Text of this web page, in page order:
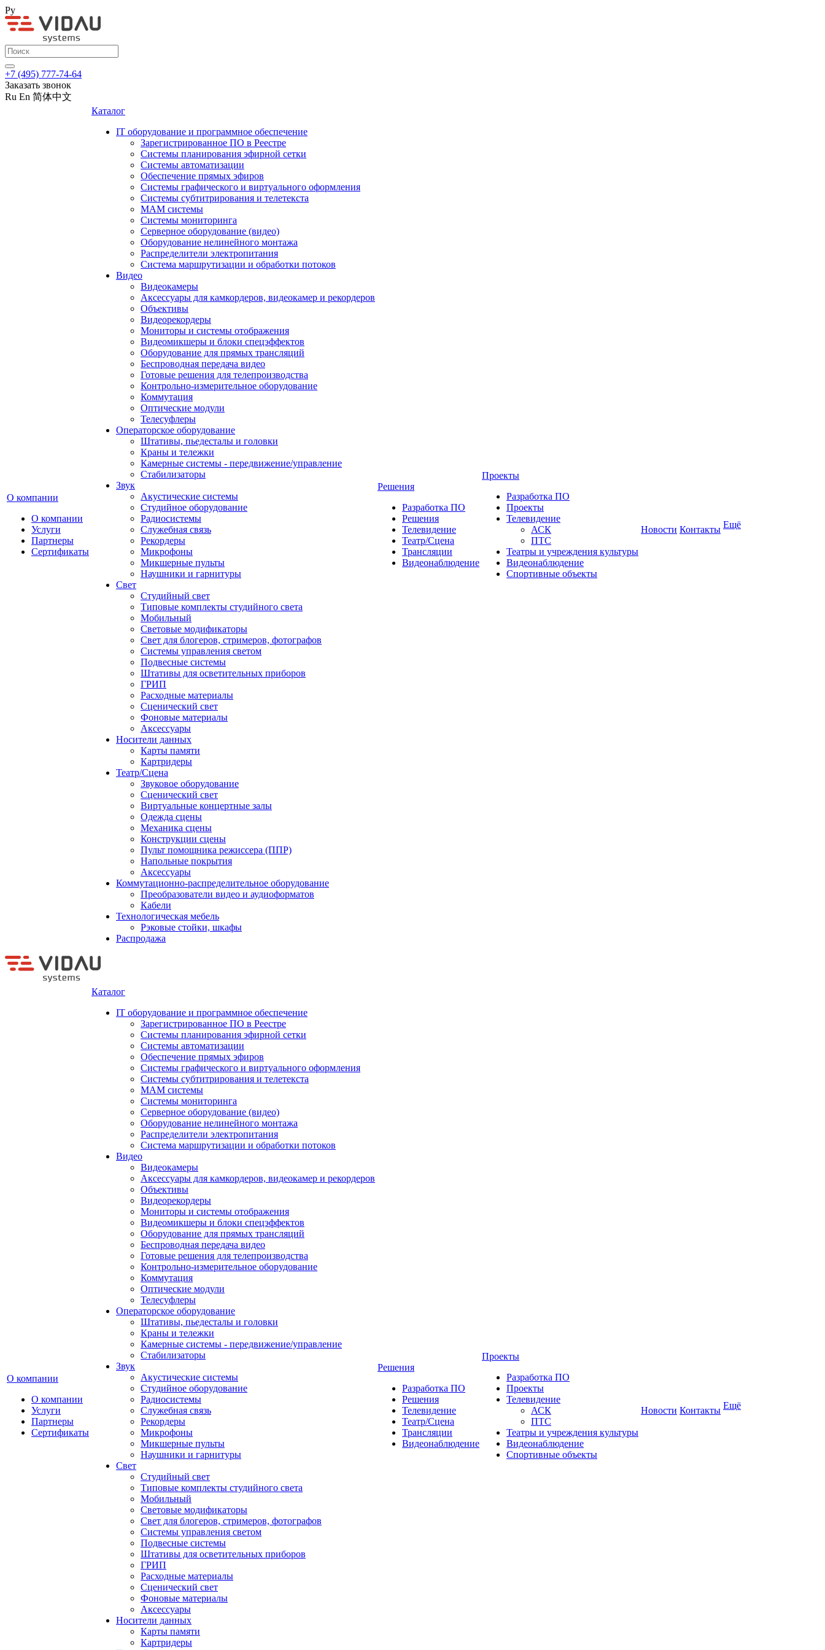
Ру
+7 (495) 777-74-64
Заказать звонок
Ru En 简体中文
О компании
О компании
Услуги
Партнеры
Сертификаты
Каталог
IT оборудование и программное обеспечение
Зарегистрированное ПО в Реестре
Системы планирования эфирной сетки
Системы автоматизации
Обеспечение прямых эфиров
Системы графического и виртуального оформления
Системы субтитрирования и телетекста
MAM системы
Системы мониторинга
Серверное оборудование (видео)
Оборудование нелинейного монтажа
Распределители электропитания
Система маршрутизации и обработки потоков
Видео
Видеокамеры
Аксессуары для камкордеров, видеокамер и рекордеров
Объективы
Видеорекордеры
Мониторы и системы отображения
Видеомикшеры и блоки спецэффектов
Оборудование для прямых трансляций
Беспроводная передача видео
Готовые решения для телепроизводства
Контрольно-измерительное оборудование
Коммутация
Оптические модули
Телесуфлеры
Операторское оборудование
Штативы, пьедесталы и головки
Краны и тележки
Камерные системы - передвижение/управление
Стабилизаторы
Звук
Акустические системы
Студийное оборудование
Радиосистемы
Служебная связь
Рекордеры
Микрофоны
Микшерные пульты
Наушники и гарнитуры
Свет
Студийный свет
Типовые комплекты студийного света
Мобильный
Световые модификаторы
Свет для блогеров, стримеров, фотографов
Системы управления светом
Подвесные системы
Штативы для осветительных приборов
ГРИП
Расходные материалы
Сценический свет
Фоновые материалы
Аксессуары
Носители данных
Карты памяти
Картридеры
Театр/Сцена
Звуковое оборудование
Сценический свет
Виртуальные концертные залы
Одежда сцены
Механика сцены
Конструкции сцены
Пульт помощника режиссера (ППР)
Напольные покрытия
Аксессуары
Коммутационно-распределительное оборудование
Преобразователи видео и аудиоформатов
Кабели
Технологическая мебель
Рэковые стойки, шкафы
Распродажа
Решения
Разработка ПО
Решения
Телевидение
Театр/Сцена
Трансляции
Видеонаблюдение
Проекты
Разработка ПО
Проекты
Телевидение
АСК
ПТС
Театры и учреждения культуры
Видеонаблюдение
Спортивные объекты
Новости Контакты Ещё
О компании
О компании
Услуги
Партнеры
Сертификаты
Каталог
IT оборудование и программное обеспечение
Зарегистрированное ПО в Реестре
Системы планирования эфирной сетки
Системы автоматизации
Обеспечение прямых эфиров
Системы графического и виртуального оформления
Системы субтитрирования и телетекста
MAM системы
Системы мониторинга
Серверное оборудование (видео)
Оборудование нелинейного монтажа
Распределители электропитания
Система маршрутизации и обработки потоков
Видео
Видеокамеры
Аксессуары для камкордеров, видеокамер и рекордеров
Объективы
Видеорекордеры
Мониторы и системы отображения
Видеомикшеры и блоки спецэффектов
Оборудование для прямых трансляций
Беспроводная передача видео
Готовые решения для телепроизводства
Контрольно-измерительное оборудование
Коммутация
Оптические модули
Телесуфлеры
Операторское оборудование
Штативы, пьедесталы и головки
Краны и тележки
Камерные системы - передвижение/управление
Стабилизаторы
Звук
Акустические системы
Студийное оборудование
Радиосистемы
Служебная связь
Рекордеры
Микрофоны
Микшерные пульты
Наушники и гарнитуры
Свет
Студийный свет
Типовые комплекты студийного света
Мобильный
Световые модификаторы
Свет для блогеров, стримеров, фотографов
Системы управления светом
Подвесные системы
Штативы для осветительных приборов
ГРИП
Расходные материалы
Сценический свет
Фоновые материалы
Аксессуары
Носители данных
Карты памяти
Картридеры
Решения
Разработка ПО
Решения
Телевидение
Театр/Сцена
Трансляции
Видеонаблюдение
Проекты
Разработка ПО
Проекты
Телевидение
АСК
ПТС
Театры и учреждения культуры
Видеонаблюдение
Спортивные объекты
Новости Контакты Ещё